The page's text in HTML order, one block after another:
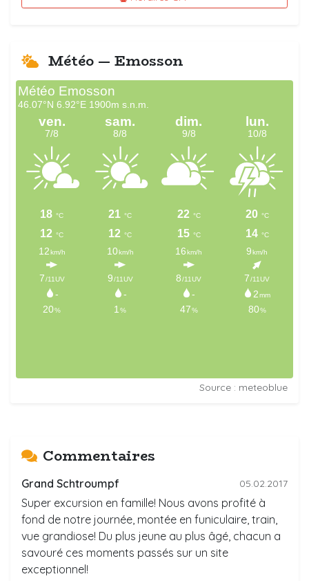
Météo — Emosson
Source : meteoblue
Commentaires
Grand Schtroumpf 05.02.2017
Super excursion en famille! Nous avons profité à
fond de notre journée, montée en funiculaire, train,
vue grandiose! Du plus jeune au plus âgé, chacun a
savouré ces moments passés sur un site
exceptionnel!